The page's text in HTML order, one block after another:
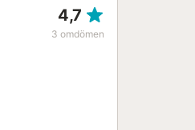
4,7
3 omdömen